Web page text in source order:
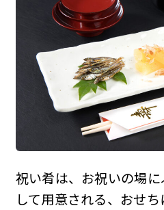
祝い肴は、お祝いの場
して用意される、おせ